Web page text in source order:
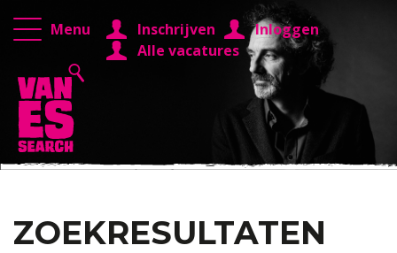
Menu Inschrijven
Inloggen
Alle vacatures
ZOEKRESULTATEN